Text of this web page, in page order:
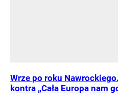
Wrze po roku
kontra „Cała Europa nam